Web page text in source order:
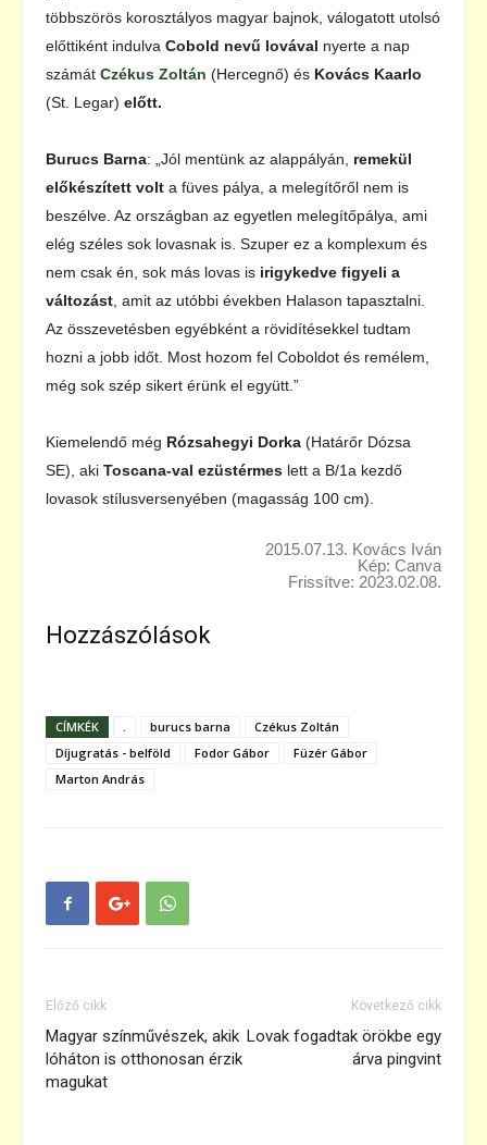
többszörös korosztályos magyar bajnok, válogatott utolsó
előttiként indulva Cobold nevű lovával nyerte a nap
számát Czékus Zoltán (Hercegnő) és Kovács Kaarlo
(St. Legar) előtt.
Burucs Barna: „Jól mentünk az alappályán, remekül
előkészített volt a füves pálya, a melegítőről nem is
beszélve. Az országban az egyetlen melegítőpálya, ami
elég széles sok lovasnak is. Szuper ez a komplexum és
nem csak én, sok más lovas is irigykedve figyeli a
változást, amit az utóbbi években Halason tapasztalni.
Az összevetésben egyébként a rövidítésekkel tudtam
hozni a jobb időt. Most hozom fel Coboldot és remélem,
még sok szép sikert érünk el együtt.”
Kiemelendő még Rózsahegyi Dorka (Határőr Dózsa
SE), aki Toscana-val ezüstérmes lett a B/1a kezdő
lovasok stílusversenyében (magasság 100 cm).
2015.07.13. Kovács Iván
Kép: Canva
Frissítve: 2023.02.08.
Hozzászólások
CÍMKÉK . burucs barna
Czékus Zoltán
Díjugratás - belföld
Fodor Gábor
Füzér Gábor
Marton András
Előző cikk
Magyar színművészek, akik
lóháton is otthonosan érzik
magukat
Következő cikk
Lovak fogadtak örökbe egy
árva pingvint